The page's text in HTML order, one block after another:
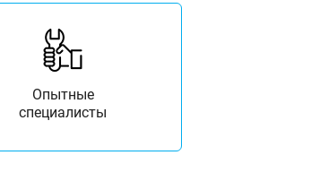
Опытные
специалисты